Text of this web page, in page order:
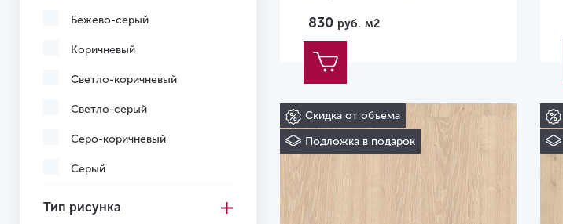
Бежево-серый
Коричневый
Светло-коричневый
Светло-серый
Серо-коричневый
Серый
Тип рисунка
830 руб. м2
Скидка от объема
Подложка в подарок